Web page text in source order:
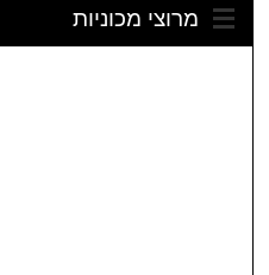
מרוצי מכוניות